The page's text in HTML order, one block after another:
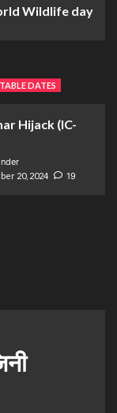
Wildlife day
DATES
Hijack (IC-
20, 2024 19